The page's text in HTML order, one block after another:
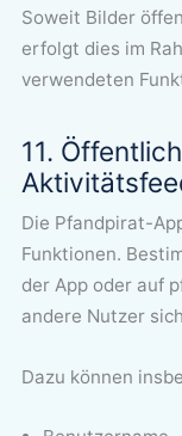
Soweit Bilder
erfolgt dies im
verwendeten
11.
Die Pfandpirat-
Funktionen.
der App oder auf
andere Nutzer
Dazu können